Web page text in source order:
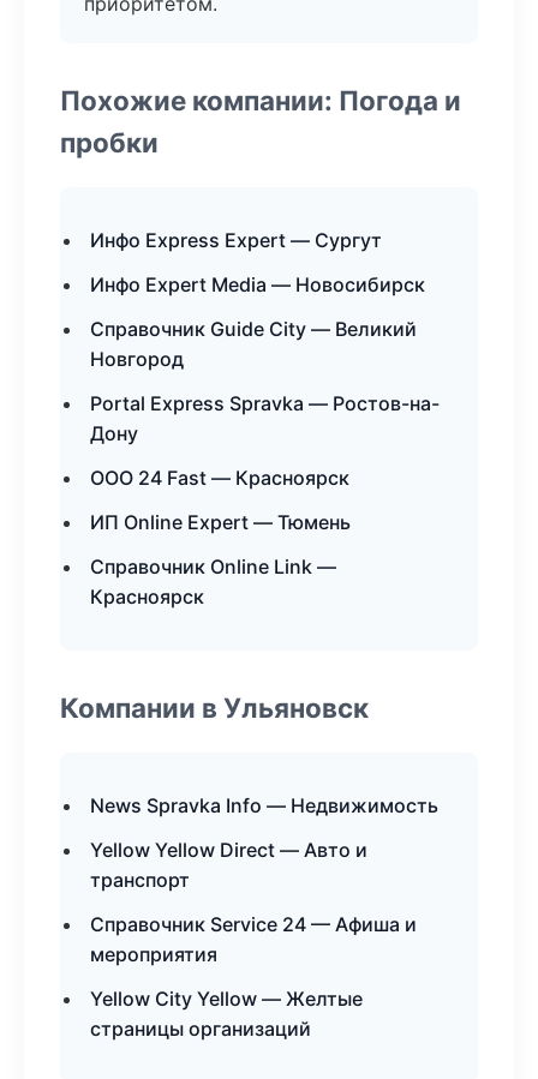
Похожие компании: Погода и
пробки
Инфо Express Expert — Сургут
Инфо Expert Media — Новосибирск
Справочник Guide City — Великий
Новгород
Portal Express Spravka — Ростов-на-
Дону
ООО 24 Fast — Красноярск
ИП Online Expert — Тюмень
Справочник Online Link —
Красноярск
Компании в Ульяновск
News Spravka Info — Недвижимость
Yellow Yellow Direct — Авто и
транспорт
Справочник Service 24 — Афиша и
мероприятия
Yellow City Yellow — Желтые
страницы организаций